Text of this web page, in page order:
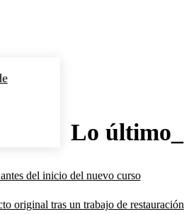
Lo último_
del inicio del nuevo curso
original tras un trabajo de restauración